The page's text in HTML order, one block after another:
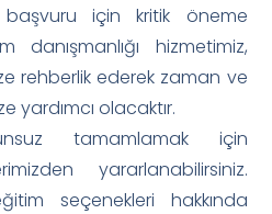
başvuru için kritik öneme
danışmanlığı hizmetimiz,
rehberlik ederek zaman ve
yardımcı olacaktır.
tamamlamak için
yararlanabilirsiniz.
seçenekleri hakkında